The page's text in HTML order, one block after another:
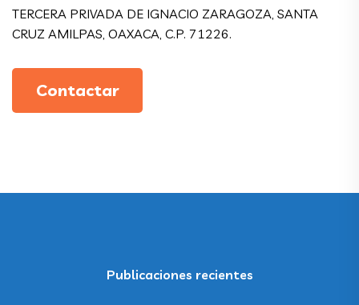
TERCERA PRIVADA DE IGNACIO ZARAGOZA, SANTA
CRUZ AMILPAS, OAXACA, C.P. 71226.
Contactar
Publicaciones recientes